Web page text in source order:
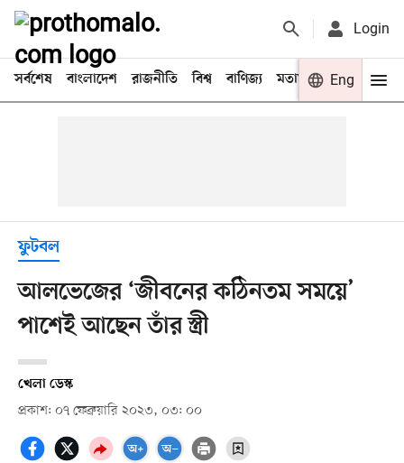
Login
সর্বশেষ বাংলাদেশ রাজনীতি বিশ্ব বাণিজ্য মতামত খেলা
Eng
ফুটবল
আলভেজের ‘জীবনের কঠিনতম সময়ে’
পাশেই আছেন তাঁর স্ত্রী
খেলা ডেস্ক
প্রকাশ: ০৭ ফেব্রুয়ারি ২০২৩, ০৩: ০০